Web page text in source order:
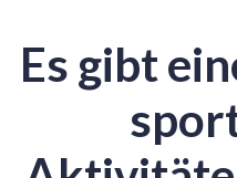
Es gibt